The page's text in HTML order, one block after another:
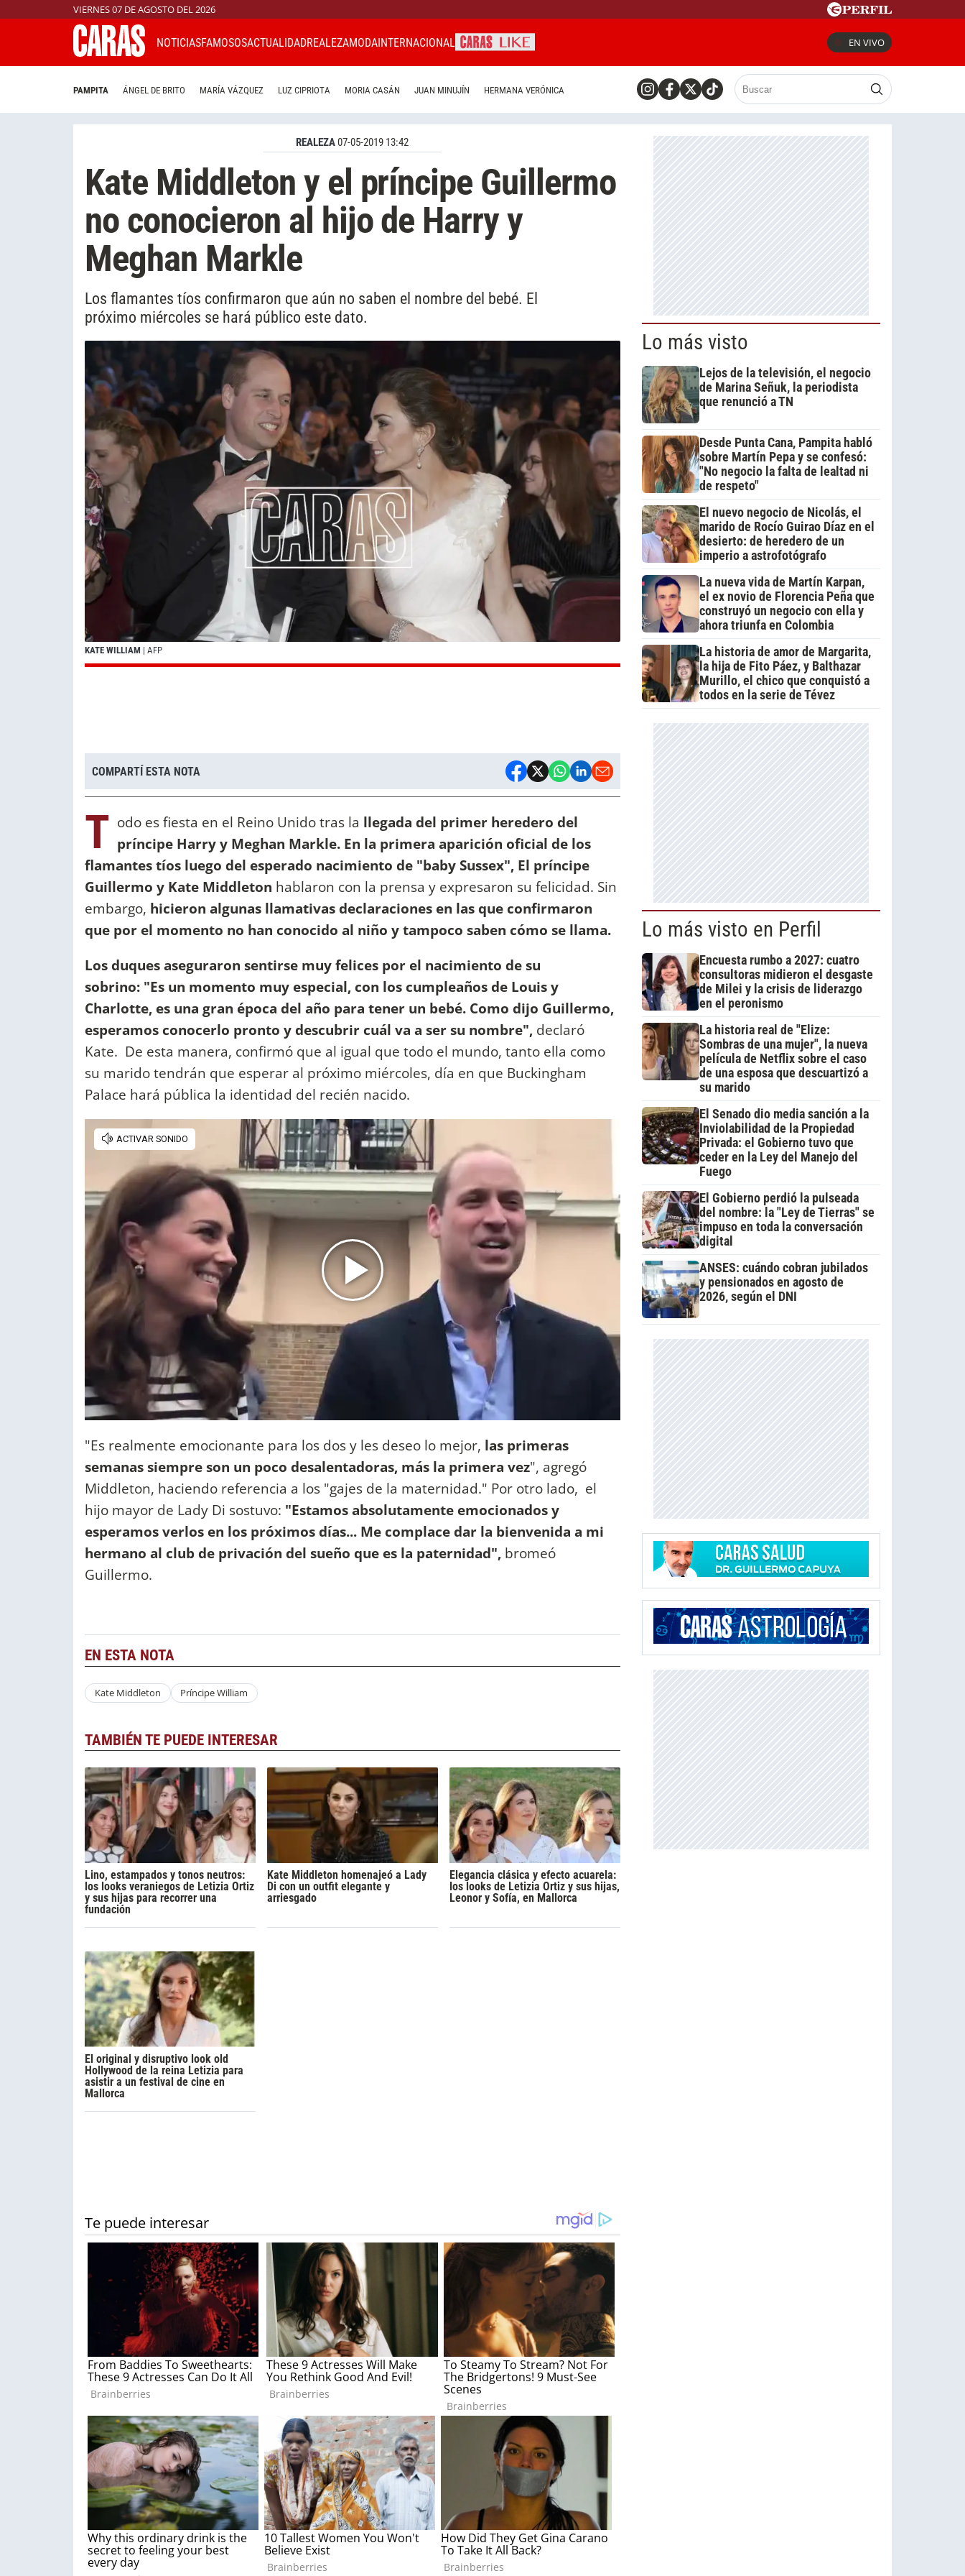
VIERNES 07 DE AGOSTO DEL 2026
NOTICIASFAMOSOSACTUALIDADREALEZAMODAINTERNACIONAL EN VIVO
PAMPITA ÁNGEL DE BRITO MARÍA VÁZQUEZ LUZ CIPRIOTA MORIA CASÁN JUAN MINUJÍN HERMANA VERÓNICA
REALEZA07-05-2019 13:42
Kate Middleton y el príncipe Guillermo
no conocieron al hijo de Harry y
Meghan Markle
Los flamantes tíos confirmaron que aún no saben el nombre del bebé. El
próximo miércoles se hará público este dato.
KATE WILLIAM | AFP
COMPARTÍ ESTA NOTA
T odo es fiesta en el Reino Unido tras la llegada del primer heredero del
príncipe Harry y Meghan Markle. En la primera aparición oficial de los
flamantes tíos luego del esperado nacimiento de "baby Sussex", El príncipe
Guillermo y Kate Middleton hablaron con la prensa y expresaron su felicidad. Sin
embargo, hicieron algunas llamativas declaraciones en las que confirmaron
que por el momento no han conocido al niño y tampoco saben cómo se llama.
Los duques aseguraron sentirse muy felices por el nacimiento de su
sobrino: "Es un momento muy especial, con los cumpleaños de Louis y
Charlotte, es una gran época del año para tener un bebé. Como dijo Guillermo,
esperamos conocerlo pronto y descubrir cuál va a ser su nombre", declaró
Kate. De esta manera, confirmó que al igual que todo el mundo, tanto ella como
su marido tendrán que esperar al próximo miércoles, día en que Buckingham
Palace hará pública la identidad del recién nacido.
"Es realmente emocionante para los dos y les deseo lo mejor, las primeras
semanas siempre son un poco desalentadoras, más la primera vez", agregó
Middleton, haciendo referencia a los "gajes de la maternidad." Por otro lado, el
hijo mayor de Lady Di sostuvo: "Estamos absolutamente emocionados y
esperamos verlos en los próximos días... Me complace dar la bienvenida a mi
hermano al club de privación del sueño que es la paternidad", bromeó
Guillermo.
EN ESTA NOTA
Kate Middleton Príncipe William
TAMBIÉN TE PUEDE INTERESAR
Lino, estampados y tonos neutros:
los looks veraniegos de Letizia Ortiz
y sus hijas para recorrer una
fundación
Kate Middleton homenajeó a Lady
Di con un outfit elegante y
arriesgado
Elegancia clásica y efecto acuarela:
los looks de Letizia Ortiz y sus hijas,
Leonor y Sofía, en Mallorca
El original y disruptivo look old
Hollywood de la reina Letizia para
asistir a un festival de cine en
Mallorca
Lo más visto
Lejos de la televisión, el negocio
de Marina Señuk, la periodista
que renunció a TN
Desde Punta Cana, Pampita habló
sobre Martín Pepa y se confesó:
"No negocio la falta de lealtad ni
de respeto"
El nuevo negocio de Nicolás, el
marido de Rocío Guirao Díaz en el
desierto: de heredero de un
imperio a astrofotógrafo
La nueva vida de Martín Karpan,
el ex novio de Florencia Peña que
construyó un negocio con ella y
ahora triunfa en Colombia
La historia de amor de Margarita,
la hija de Fito Páez, y Balthazar
Murillo, el chico que conquistó a
todos en la serie de Tévez
Lo más visto en Perfil
Encuesta rumbo a 2027: cuatro
consultoras midieron el desgaste
de Milei y la crisis de liderazgo
en el peronismo
La historia real de "Elize:
Sombras de una mujer", la nueva
película de Netflix sobre el caso
de una esposa que descuartizó a
su marido
El Senado dio media sanción a la
Inviolabilidad de la Propiedad
Privada: el Gobierno tuvo que
ceder en la Ley del Manejo del
Fuego
El Gobierno perdió la pulseada
del nombre: la "Ley de Tierras" se
impuso en toda la conversación
digital
ANSES: cuándo cobran jubilados
y pensionados en agosto de
2026, según el DNI